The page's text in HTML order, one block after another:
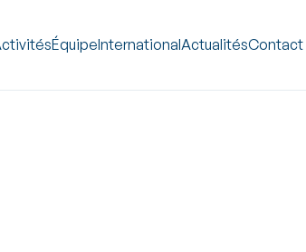
ÉquipeInternationalActualitésContact